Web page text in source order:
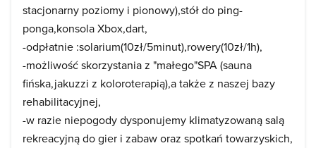
stacjonarny poziomy i pionowy),stół do ping-
ponga,konsola Xbox,dart,
-odpłatnie :solarium(10zł/5minut),rowery(10zł/1h),
-możliwość skorzystania z "małego"SPA (sauna
fińska,jakuzzi z koloroterapią),a także z naszej bazy
rehabilitacyjnej,
-w razie niepogody dysponujemy klimatyzowaną salą
rekreacyjną do gier i zabaw oraz spotkań towarzyskich,